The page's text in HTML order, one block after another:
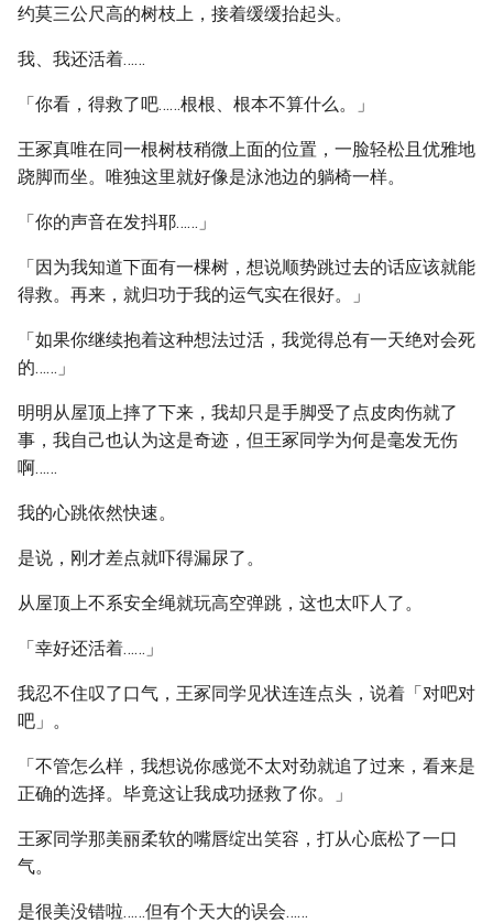
约莫三公尺高的树枝上，接着缓缓抬起头。
我、我还活着……
「你看，得救了吧……根根、根本不算什么。」
王冢真唯在同一根树枝稍微上面的位置，一脸轻松且优雅地
跷脚而坐。唯独这里就好像是泳池边的躺椅一样。
「你的声音在发抖耶……」
「因为我知道下面有一棵树，想说顺势跳过去的话应该就能
得救。再来，就归功于我的运气实在很好。」
「如果你继续抱着这种想法过活，我觉得总有一天绝对会死
的……」
明明从屋顶上摔了下来，我却只是手脚受了点皮肉伤就了
事，我自己也认为这是奇迹，但王冢同学为何是毫发无伤
啊……
我的心跳依然快速。
是说，刚才差点就吓得漏尿了。
从屋顶上不系安全绳就玩高空弹跳，这也太吓人了。
「幸好还活着……」
我忍不住叹了口气，王冢同学见状连连点头，说着「对吧对
吧」。
「不管怎么样，我想说你感觉不太对劲就追了过来，看来是
正确的选择。毕竟这让我成功拯救了你。」
王冢同学那美丽柔软的嘴唇绽出笑容，打从心底松了一口
气。
是很美没错啦……但有个天大的误会……